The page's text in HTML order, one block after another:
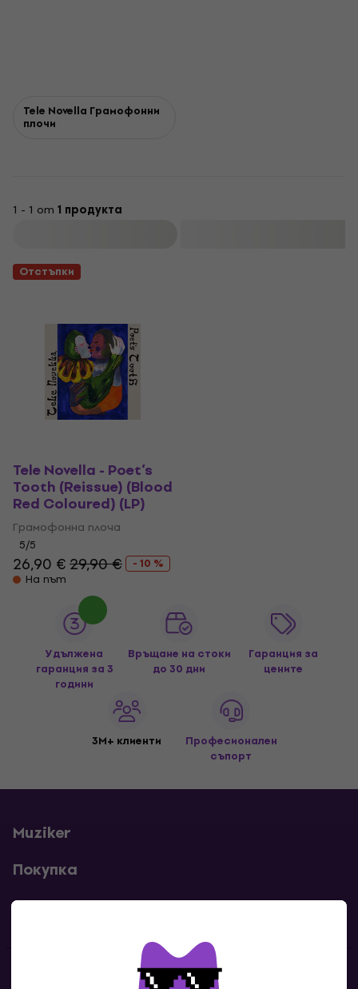
Tele Novella Грамофонни
плочи
1 - 1 от 1 продукта
Отстъпки
Tele Novella - Poet’s
Tooth (Reissue) (Blood
Red Coloured) (LP)
Грамофонна плоча
5/5
26,90 €29,90 €
- 10 %
На път
Удължена
гаранция за 3
години
Връщане на стоки
до 30 дни
Гаранция за
цените
3M+ клиенти
Професионален
съпорт
Muziker
Покупка
Полезни линкове
Контакти